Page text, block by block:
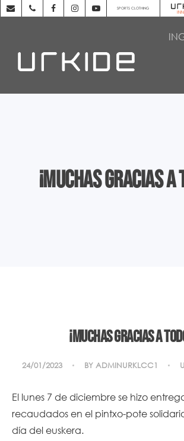
SPORTS CLOTHING
¡Muchas gracias
¡Muchas gracias a
24/01/2023 BY ADMINURKLCC1
El lunes 7 de diciembre se hizo
recaudados en el pintxo-pote
día del euskera.